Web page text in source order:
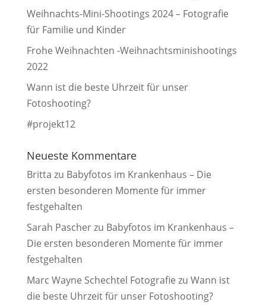
Weihnachts-Mini-Shootings 2024 – Fotografie
für Familie und Kinder
Frohe Weihnachten -Weihnachtsminishootings
2022
Wann ist die beste Uhrzeit für unser
Fotoshooting?
#projekt12
Neueste Kommentare
Britta zu Babyfotos im Krankenhaus – Die
ersten besonderen Momente für immer
festgehalten
Sarah Pascherzu Babyfotos im Krankenhaus –
Die ersten besonderen Momente für immer
festgehalten
Marc Wayne Schechtel Fotografie zu Wann ist
die beste Uhrzeit für unser Fotoshooting?